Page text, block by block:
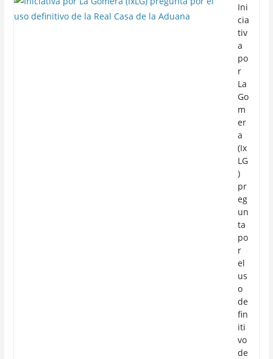
Ini
cia
tiv
a
po
r
La
Go
m
er
a
(Ix
LG
)
pr
eg
un
ta
po
r
el
us
o
de
fin
iti
vo
de